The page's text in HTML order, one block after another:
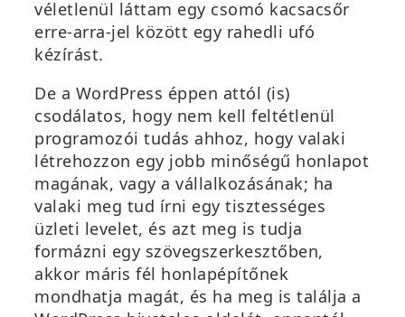
véletlenül láttam egy csomó kacsacsőr
erre-arra-jel között egy rahedli ufó
kézírást.
De a WordPress éppen attól (is)
csodálatos, hogy nem kell feltétlenül
programozói tudás ahhoz, hogy valaki
létrehozzon egy jobb minőségű honlapot
magának, vagy a vállalkozásának; ha
valaki meg tud írni egy tisztességes
üzleti levelet, és azt meg is tudja
formázni egy szövegszerkesztőben,
akkor máris fél honlapépítőnek
mondhatja magát, és ha meg is találja a